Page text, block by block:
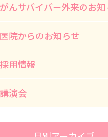
がんサバイバー外来のお知
医院からのお知らせ
採用情報
講演会